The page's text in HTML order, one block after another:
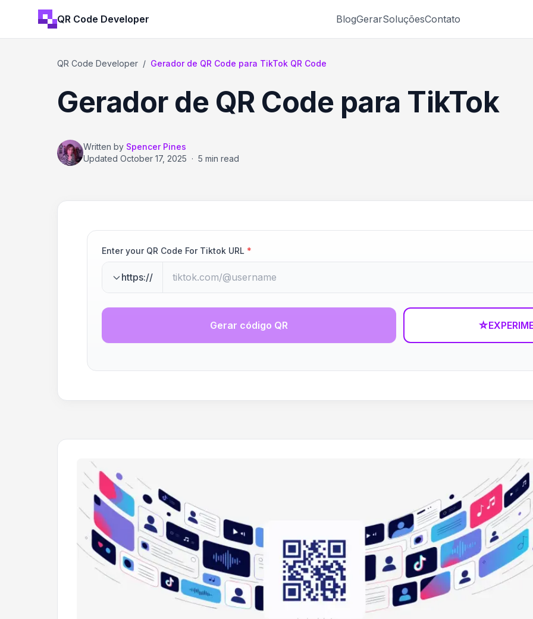
QR Code Developer BlogGerarSoluçõesContato
QR Code Developer / Gerador de QR Code para TikTok QR Code
Gerador de QR Code para TikTok
Written by Spencer Pines
Updated October 17, 2025 · 5 min read
Enter your QR Code For Tiktok URL *
https://
Gerar código QR ☆